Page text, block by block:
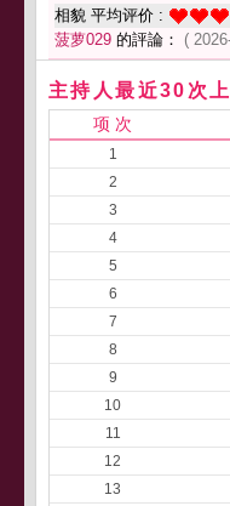
相貌 平均评价 :
菠萝029 的評論： (
主持人最近30次
项 次
1
2
3
4
5
6
7
8
9
10
11
12
13